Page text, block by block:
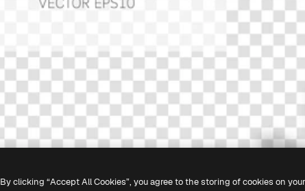
By clicking “Accept All Cookies”, you agree to the storing of cookies on